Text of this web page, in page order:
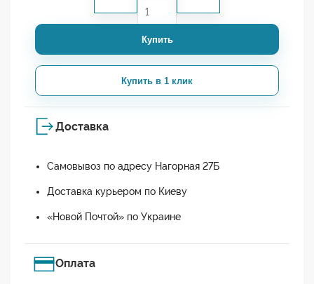
Купить
Купить в 1 клик
Доставка
Самовывоз по адресу Нагорная 27Б
Доставка курьером по Киеву
«Новой Почтой» по Украине
Оплата